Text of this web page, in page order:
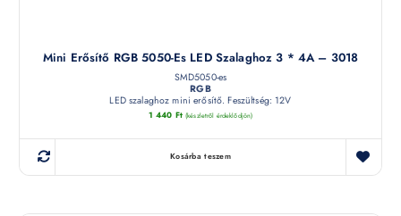
Mini Erősítő RGB 5050-Es LED Szalaghoz 3 * 4A – 3018
SMD5050-es
RGB
LED szalaghoz mini erősítő. Feszültség: 12V
1 440 Ft (készletről érdeklődjön)
Kosárba teszem